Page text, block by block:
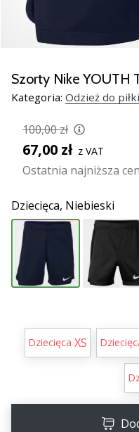
nowe
buty
ręcznej
PUMA
Accelerate
SQD
5!
Odkryj
techniczne
i
przekonaj
się,
czy
warto…
2 min. czytanie
Weplayhandball
Szorty Nike YOUTH
Kategoria: Odzież do
100,00 zł
67,00 zł z VAT
Ostatnia najniższa
Dziecięca, Niebieski
Dziecięca XS